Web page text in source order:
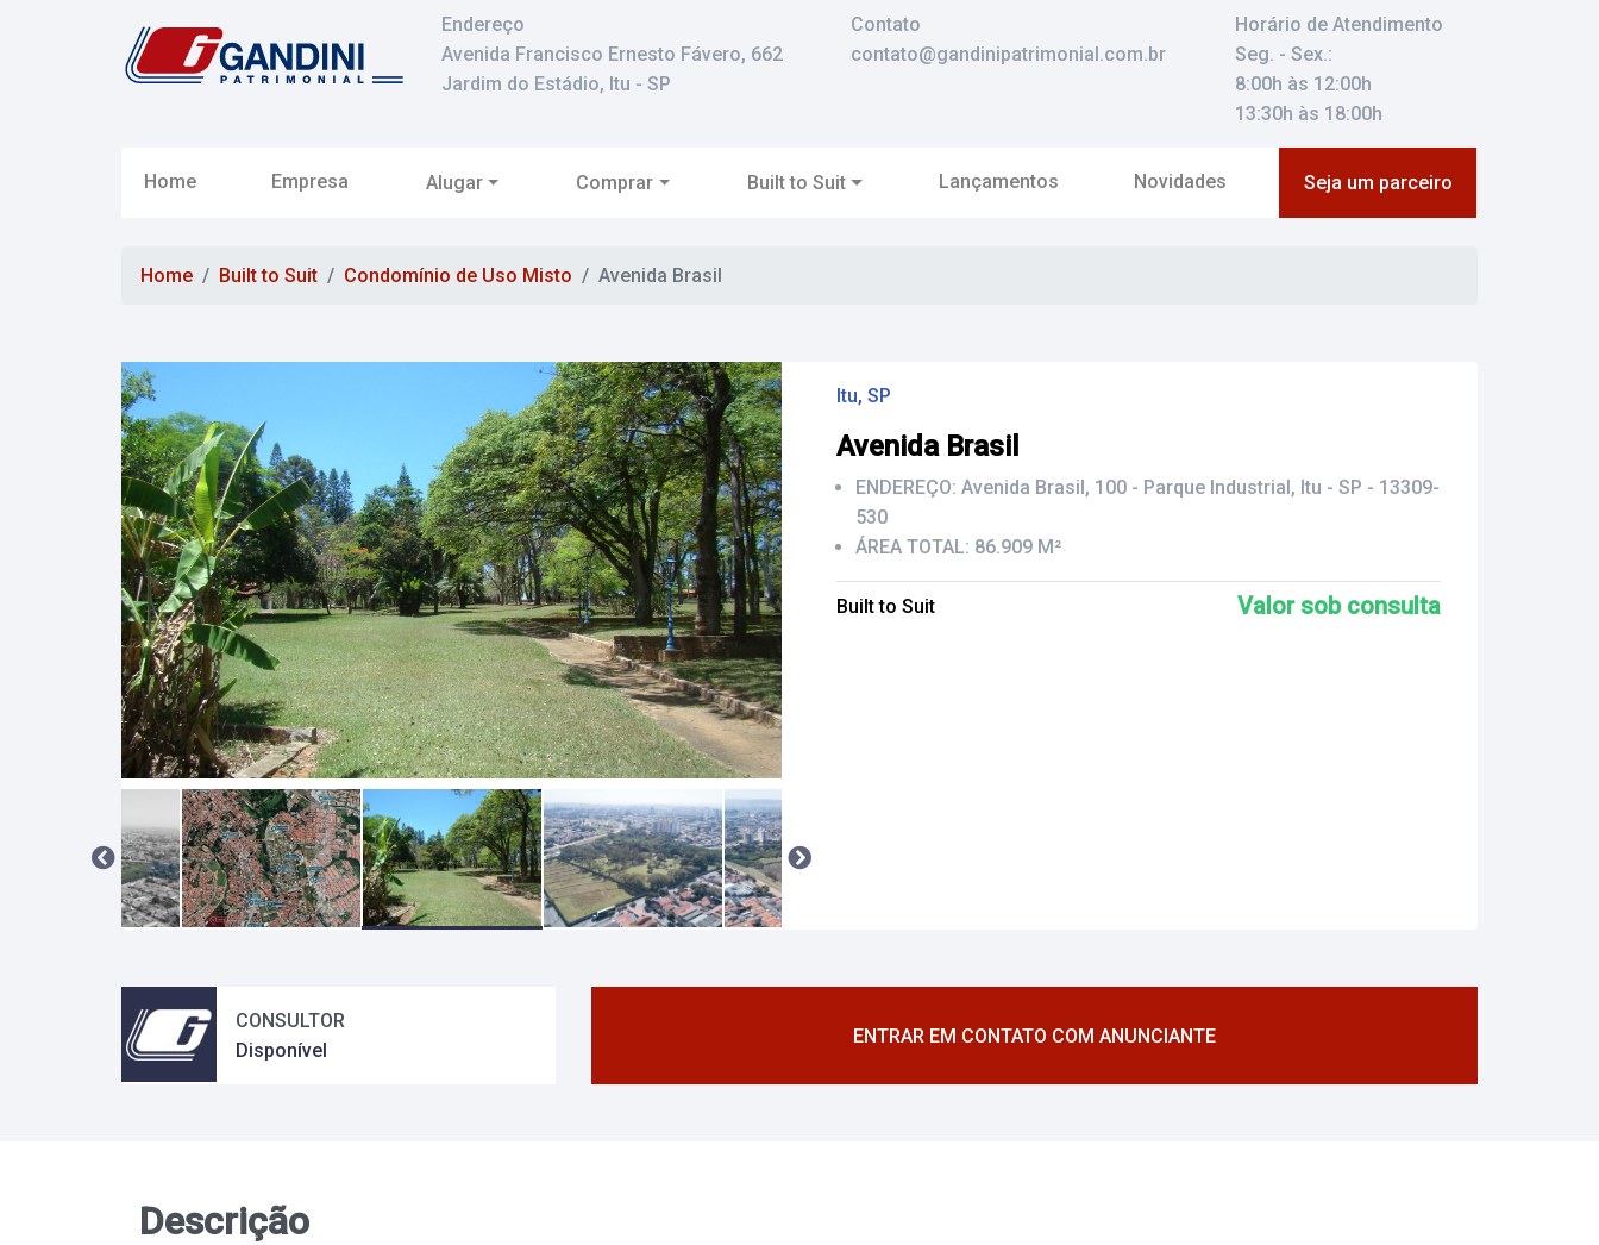
Endereço
Avenida Francisco Ernesto Fávero, 662
Jardim do Estádio, Itu - SP
Contato
contato@gandinipatrimonial.com.br
Horário de Atendimento
Seg. - Sex.:
8:00h às 12:00h
13:30h às 18:00h
Home Empresa Alugar Comprar Built to Suit Lançamentos Novidades Seja um parceiro
Home Built to Suit Condomínio de Uso Misto Avenida Brasil
Itu, SP
Avenida Brasil
ENDEREÇO: Avenida Brasil, 100 - Parque Industrial, Itu - SP - 13309-
530
ÁREA TOTAL: 86.909 M²
Built to Suit Valor sob consulta
CONSULTOR
Disponível
ENTRAR EM CONTATO COM ANUNCIANTE
Descrição